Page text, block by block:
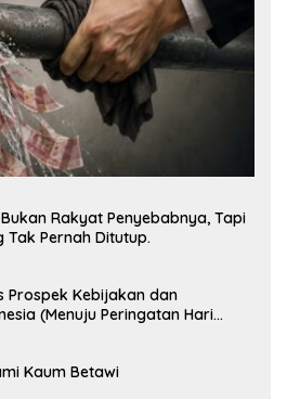
Rakyat Penyebabnya, Tapi
Pernah Ditutup.
Prospek Kebijakan dan
(Menuju Peringatan Hari
Kaum Betawi